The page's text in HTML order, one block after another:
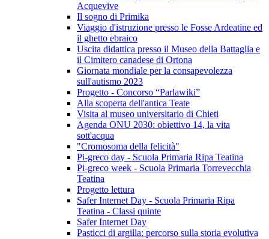
Acquevive
Il sogno di Primika
Viaggio d'istruzione presso le Fosse Ardeatine ed
il ghetto ebraico
Uscita didattica presso il Museo della Battaglia e
il Cimitero canadese di Ortona
Giornata mondiale per la consapevolezza
sull'autismo 2023
Progetto - Concorso “Parlawiki”
Alla scoperta dell'antica Teate
Visita al museo universitario di Chieti
Agenda ONU 2030: obiettivo 14, la vita
sott'acqua
"Cromosoma della felicità"
Pi-greco day - Scuola Primaria Ripa Teatina
Pi-greco week - Scuola Primaria Torrevecchia
Teatina
Progetto lettura
Safer Internet Day - Scuola Primaria Ripa
Teatina - Classi quinte
Safer Internet Day
Pasticci di argilla: percorso sulla storia evolutiva